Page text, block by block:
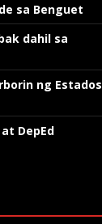
sa Benguet
dahil sa
ng Estados
DepEd